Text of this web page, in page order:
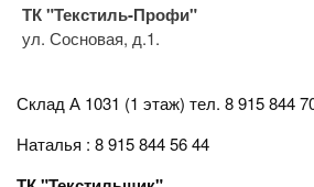
ТК "Текстиль-Профи"
ул. Сосновая, д.1.
Склад А 1031 (1 этаж) тел. 8 915 844
Наталья : 8 915 844 56 44